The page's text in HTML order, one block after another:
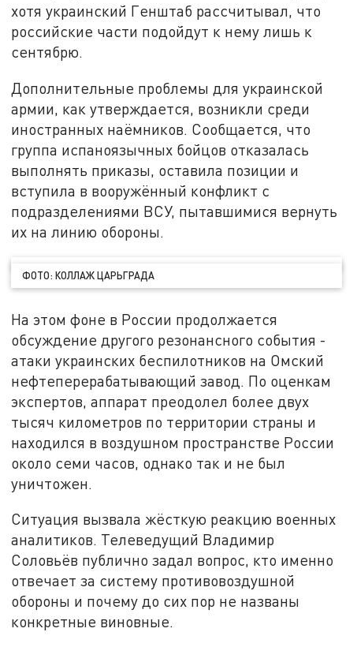
хотя украинский Генштаб рассчитывал, что
российские части подойдут к нему лишь к
сентябрю.
Дополнительные проблемы для украинской
армии, как утверждается, возникли среди
иностранных наёмников. Сообщается, что
группа испаноязычных бойцов отказалась
выполнять приказы, оставила позиции и
вступила в вооружённый конфликт с
подразделениями ВСУ, пытавшимися вернуть
их на линию обороны.
ФОТО: КОЛЛАЖ ЦАРЬГРАДА
На этом фоне в России продолжается
обсуждение другого резонансного события -
атаки украинских беспилотников на Омский
нефтеперерабатывающий завод. По оценкам
экспертов, аппарат преодолел более двух
тысяч километров по территории страны и
находился в воздушном пространстве России
около семи часов, однако так и не был
уничтожен.
Ситуация вызвала жёсткую реакцию военных
аналитиков. Телеведущий Владимир
Соловьёв публично задал вопрос, кто именно
отвечает за систему противовоздушной
обороны и почему до сих пор не названы
конкретные виновные.